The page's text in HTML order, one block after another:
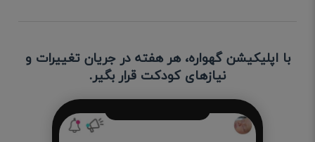
با اپلیکیشن گهواره، هر هفته در جریان تغییرات و
نیازهای کودکت قرار بگیر.